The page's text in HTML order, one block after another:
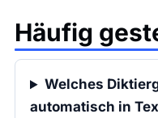
Häufig
Welches
automatisch in